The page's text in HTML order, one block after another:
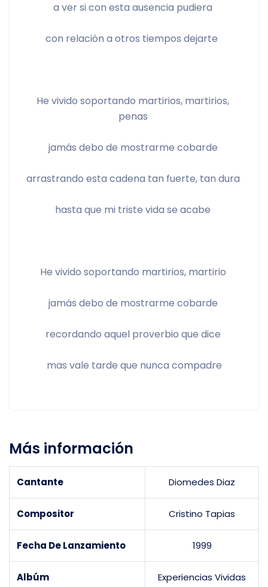
a ver si con esta ausencia pudiera
con relación a otros tiempos dejarte
He vivido soportando martirios, martirios,
penas
jamás debo de mostrarme cobarde
arrastrando esta cadena tan fuerte, tan dura
hasta que mi triste vida se acabe
He vivido soportando martirios, martirio
jamás debo de mostrarme cobarde
recordando aquel proverbio que dice
mas vale tarde que nunca compadre
Más información
Cantante Diomedes Diaz
Compositor Cristino Tapias
Fecha De Lanzamiento 1999
Albúm Experiencias Vividas